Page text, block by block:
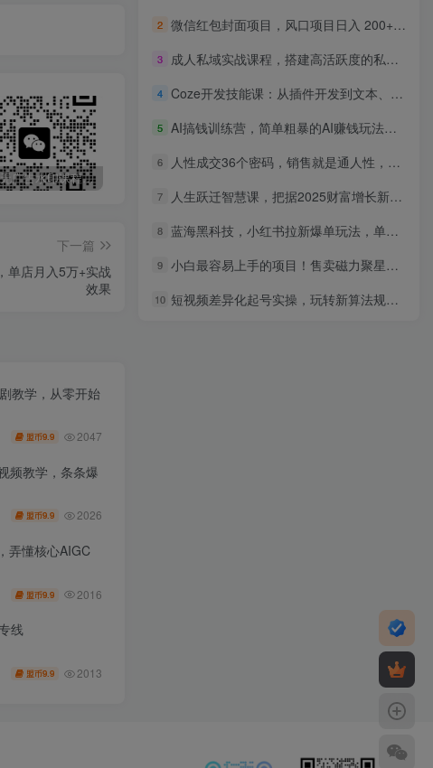
最新无广告水印课程资源 长期更新
下一篇
单店月入5万+实战
效果
教学，从零开始
盟币9.9 2047
频教学，条条爆
盟币9.9 2026
弄懂核心AIGC
盟币9.9 2016
线
盟币9.9 2013
2 微信红包封面项目，风口项目日入 200+，适合新手操作。
3 成人私域实战课程，搭建高活跃度的私域流量池，实现持续稳定的业绩增长
4 Coze开发技能课：从插件开发到文本、视频处理，再到信息查询，带你解锁多领域技能
5 AI搞钱训练营，简单粗暴的AI赚钱玩法，教你利用AI快速搞钱
6 人性成交36个密码，销售就是通人性，成交就是搞定人
7 人生跃迁智慧课，把据2025财富增长新动向
8 蓝海黑科技，小红书拉新爆单玩法，单日收益7000+，小白轻松上手
9 小白最容易上手的项目！售卖磁力聚星开通码，一单20，一天十几单，轻松…
10 短视频差异化起号实操，玩转新算法规则，从起号到盈利（18节课时）